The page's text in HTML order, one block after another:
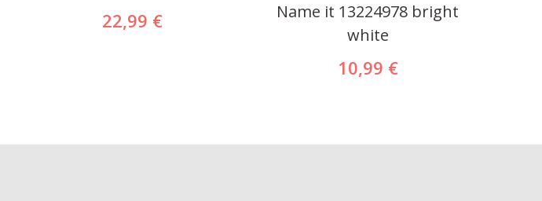
22,99 €
Name it 13224978 bright
white
10,99 €